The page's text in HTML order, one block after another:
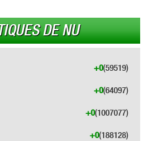
DE NU
(59519)
+0
(64097)
+0
(1007077)
+0
(188128)
+0